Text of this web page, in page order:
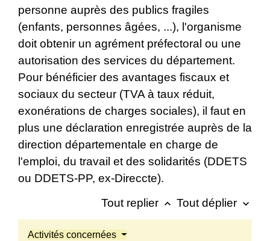
personne auprès des publics fragiles
(enfants, personnes âgées, ...), l'organisme
doit obtenir un agrément préfectoral ou une
autorisation des services du département.
Pour bénéficier des avantages fiscaux et
sociaux du secteur (TVA à taux réduit,
exonérations de charges sociales), il faut en
plus une déclaration enregistrée auprès de la
direction départementale en charge de
l'emploi, du travail et des solidarités (DDETS
ou DDETS-PP, ex-Direccte).
Tout replier keyboard_arrow_up Tout déplier keyboard_arrow_down
Activités concernées